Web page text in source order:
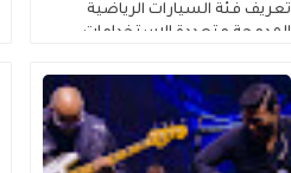
تعريف فئة السيارات الرياضية
المدمجة متعددة الاستخدامات